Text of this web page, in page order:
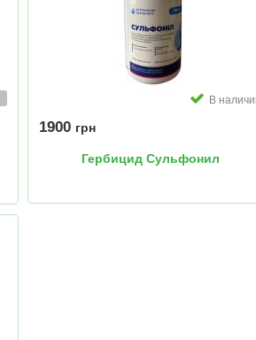
В
1900 грн
Гербицид Сульфонил